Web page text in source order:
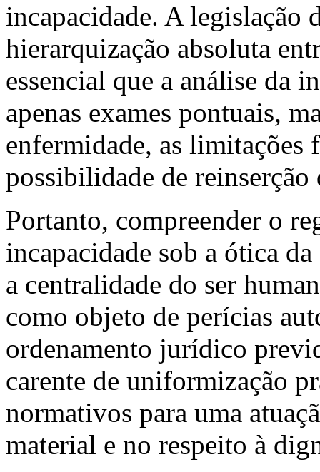
incapacidade. A legislação
hierarquização absoluta
essencial que a análise da
apenas exames pontuais,
enfermidade, as limitações
possibilidade de
Portanto, compreender o
incapacidade sob a ótica
a centralidade do ser
como objeto de perícias
ordenamento jurídico
carente de uniformização
normativos para uma
material e no respeito à